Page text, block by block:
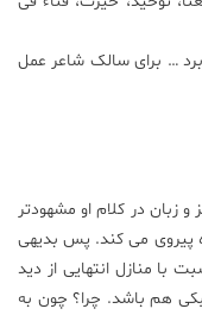
… برای سالک شاعر عمل
زبان در کلام او مشهودتر
پیروی می کند. پس بدیهی
با منازل انتهایی از دید
هم باشد. چرا؟ چون به